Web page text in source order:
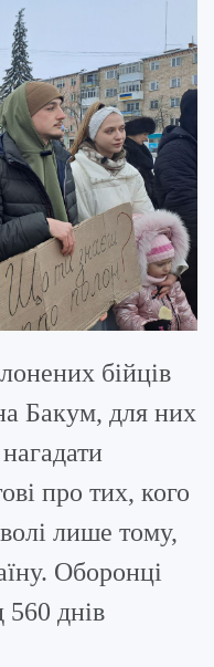
бійців
Бакум, для них
про тих, кого
лише тому,
Оборонці
днів